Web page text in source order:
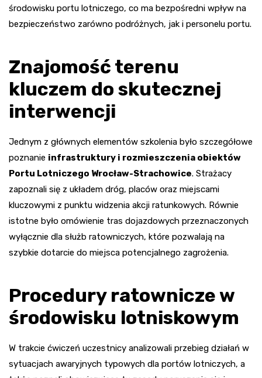
środowisku portu lotniczego, co ma bezpośredni wpływ na
bezpieczeństwo zarówno podróżnych, jak i personelu portu.
Znajomość terenu
kluczem do skutecznej
interwencji
Jednym z głównych elementów szkolenia było szczegółowe
poznanie infrastruktury i rozmieszczenia obiektów
Portu Lotniczego Wrocław-Strachowice. Strażacy
zapoznali się z układem dróg, placów oraz miejscami
kluczowymi z punktu widzenia akcji ratunkowych. Równie
istotne było omówienie tras dojazdowych przeznaczonych
wyłącznie dla służb ratowniczych, które pozwalają na
szybkie dotarcie do miejsca potencjalnego zagrożenia.
Procedury ratownicze w
środowisku lotniskowym
W trakcie ćwiczeń uczestnicy analizowali przebieg działań w
sytuacjach awaryjnych typowych dla portów lotniczych, a